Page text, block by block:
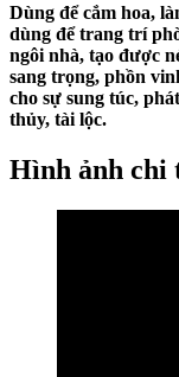
Dùng để cắm hoa,
dùng để trang trí
ngôi nhà, tạo được
sang trọng, phồn
cho sự sung túc,
thủy, tài lộc.
Hình ảnh chi